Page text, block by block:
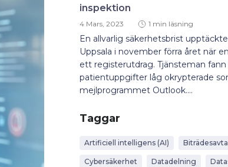
inspektion
4 Mars, 2023 1 min läsning
En allvarlig säkerhetsbrist
Uppsala i november förra året när
ett registerutdrag. Tjänsteman
patientuppgifter låg okrypterade
mejlprogrammet Outlook....
Taggar
Artificiell intelligens (AI) Biträdesavtal
Cybersäkerhet Datadelning